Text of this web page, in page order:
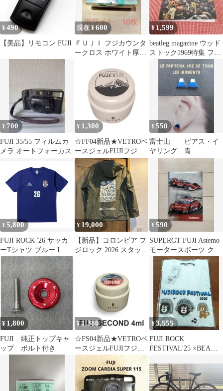
¥490
【美品】リモコン FUJI
現在 ¥600
ＦＵＪＩ フジカウンタ
ークロス ホワイト厚手
¥ 1,599
beatleg magazine ウッド
ストック1969特集 フジ
ロック
¥ 700
FUJI 35/55 フィルムカ
メラ オートフォーカス
¥ 1,300
☆FF04新品★VETROベ
ースジェルFUJIフジフ
ィルイン4ml☆
¥550
富士山 ピアス・イ
ヤリング 青
¥ 5,800
FUJI ROCK '26 サッカ
ーTシャツ ブルー L
¥ 19,000
【新品】コロンビア フ
ジロック 2026 スタッフ
¥590
SUPERGT FUJI Astemo
モータースポーツ クリ
アファイル
¥ 1,800
FUJI 純正トップキャ
ップ ボルト付き
¥1,380
☆FS04新品★VETROベ
ースジェルFUJIフジセ
カンド4ml☆
¥3,555
FUJI ROCK
FESTIVAL'25 ×BEAMS